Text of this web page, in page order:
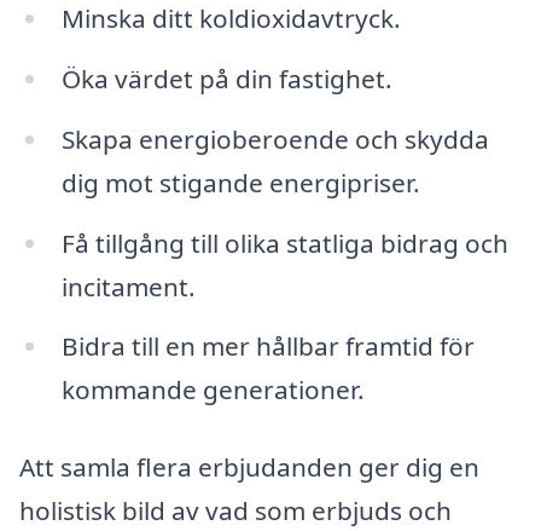
Minska ditt koldioxidavtryck.
Öka värdet på din fastighet.
Skapa energioberoende och skydda
dig mot stigande energipriser.
Få tillgång till olika statliga bidrag och
incitament.
Bidra till en mer hållbar framtid för
kommande generationer.
Att samla flera erbjudanden ger dig en
holistisk bild av vad som erbjuds och